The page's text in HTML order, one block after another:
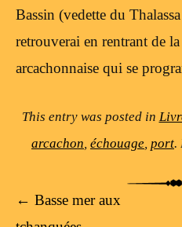
Bassin (vedette du
retrouverai en rentrant de
arcachonnaise qui se
This entry was posted in
arcachon, échouage, port.
Post navigation
← Basse mer aux